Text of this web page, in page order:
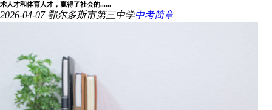
术人才和体育人才，赢得了社会的......
2026-04-07 鄂尔多斯市第三中学中考简章